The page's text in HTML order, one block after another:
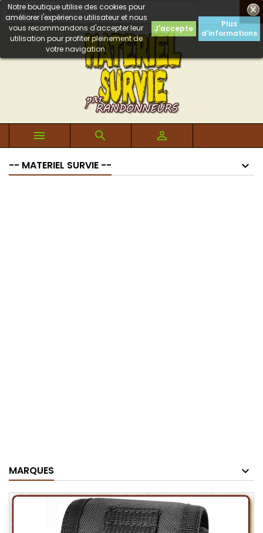

Notre boutique utilise des cookies pour
améliorer l'expérience utilisateur et nous
vous recommandons d'accepter leur
utilisation pour profiter pleinement de
votre navigation.
J'accepte
Plus
d'informations
  
-- MATERIEL SURVIE --
MARQUES